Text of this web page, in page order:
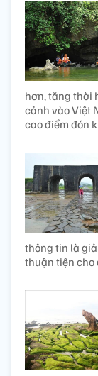
hơn, tăng thời
cảnh vào Việt
cao điểm đón
thông tin là
thuận tiện cho